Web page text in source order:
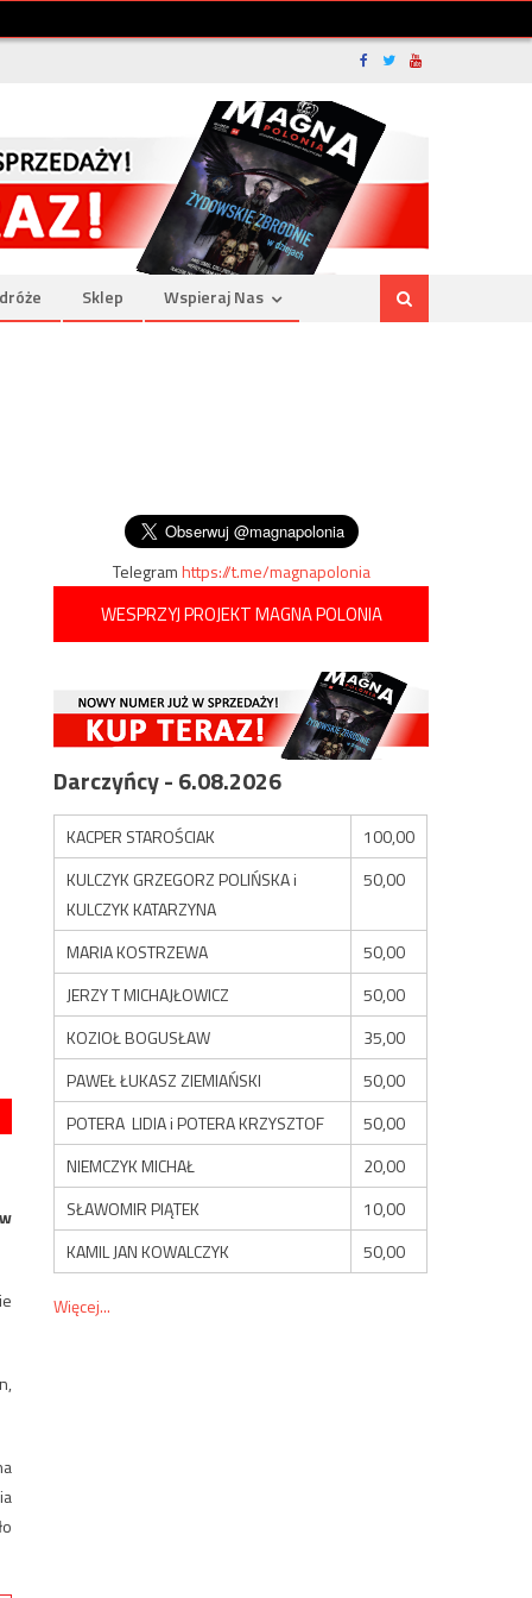
Sklep Wspieraj Nas
Telegramhttps://t.me/magnapolonia
WESPRZYJ PROJEKT MAGNA POLONIA
Darczyńcy - 6.08.2026
KACPER STAROŚCIAK
100,00
KULCZYK GRZEGORZ POLIŃSKA i
KULCZYK KATARZYNA
50,00
MARIA KOSTRZEWA
50,00
JERZY T MICHAJŁOWICZ
50,00
KOZIOŁ BOGUSŁAW
35,00
PAWEŁ ŁUKASZ ZIEMIAŃSKI
50,00
POTERA LIDIA i POTERA KRZYSZTOF
50,00
NIEMCZYK MICHAŁ
20,00
SŁAWOMIR PIĄTEK
10,00
KAMIL JAN KOWALCZYK
50,00
Więcej...